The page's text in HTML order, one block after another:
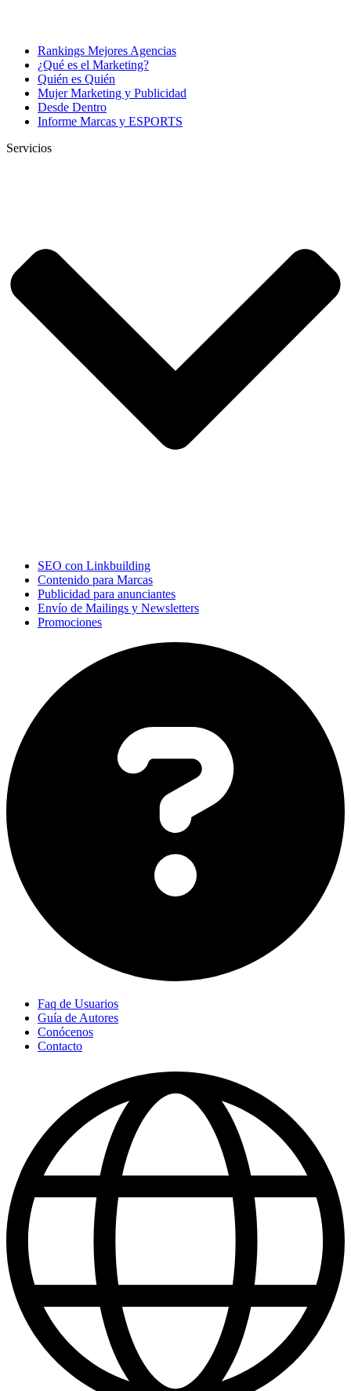
Rankings Mejores Agencias
¿Qué es el Marketing?
Quién es Quién
Mujer Marketing y Publicidad
Desde Dentro
Informe Marcas y ESPORTS
Servicios
SEO con Linkbuilding
Contenido para Marcas
Publicidad para anunciantes
Envío de Mailings y Newsletters
Promociones
Faq de Usuarios
Guía de Autores
Conócenos
Contacto